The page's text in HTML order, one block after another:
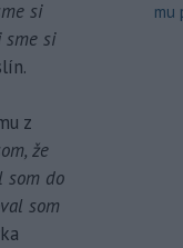
si
si
z
že
som do
som
mu